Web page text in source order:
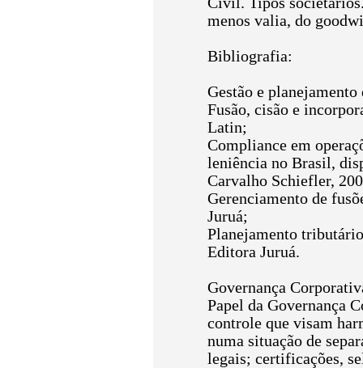
menos valia, do
Bibliografia:
Gestão e
Fusão, cisão e
Latin;
Compliance em
leniência no Brasil,
Carvalho Schiefler,
Gerenciamento de
Juruá;
Planejamento
Editora Juruá.
Governança
Papel da Governança
controle que visam
numa situação de
legais; certificações,